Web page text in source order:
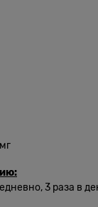
3 раза в